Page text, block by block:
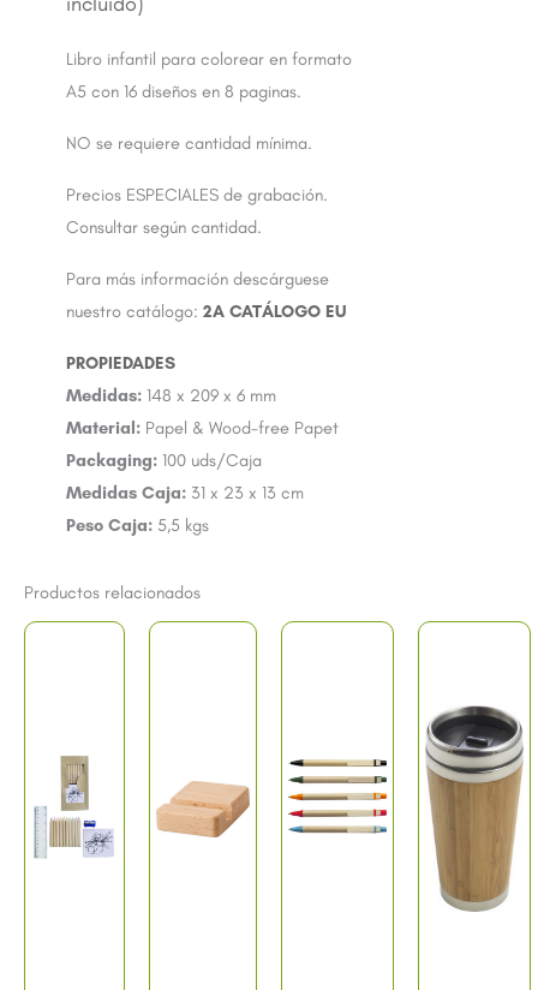
Libro infantil para colorear en formato
A5 con 16 diseños en 8 paginas.
NO se requiere cantidad mínima.
Precios ESPECIALES de grabación.
Consultar según cantidad.
Para más información descárguese
nuestro catálogo: 2A CATÁLOGO EU
Medidas: 148 x 209 x 6 mm
Material: Papel & Wood-free Papet
Packaging: 100 uds/Caja
Medidas Caja: 31 x 23 x 13 cm
Peso Caja: 5,5 kgs
Productos relacionados